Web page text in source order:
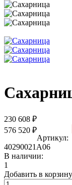
230 608 ₽
576 520 ₽
Артикул:
40290021А06
В наличии:
1
Добавить в